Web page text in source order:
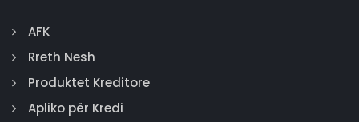
AFK
Rreth Nesh
Produktet Kreditore
Apliko për Kredi